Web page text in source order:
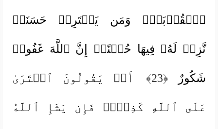
ٱلۡقُرۡبَىٰۗ وَمَن یَقۡتَرِفۡ حَسَنَةࣰ
نَّزِدۡ لَهُۥ فِیهَا حُسۡنًاۚ إِنَّ ٱللَّهَ غَفُورࣱ
شَكُورٌ ﴿23﴾ أَمۡ یَقُولُونَ ٱفۡتَرَىٰ
عَلَى ٱللَّهِ كَذِبࣰاۖ فَإِن یَشَإِ ٱللَّهُ